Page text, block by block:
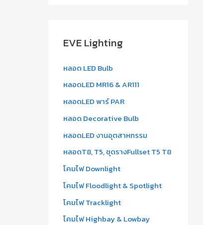
c
f
o
r
EVE Lighting
หลอด LED Bulb
หลอดLED MR16 & AR111
หลอดLED พาร์ PAR
หลอด Decorative Bulb
หลอดLED งานอุตสาหกรรม
หลอดT8, T5, ชุดรางFullset T5 T8
โคมไฟ Downlight
โคมไฟ Floodlight & Spotlight
โคมไฟ Tracklight
โคมไฟ Highbay & Lowbay